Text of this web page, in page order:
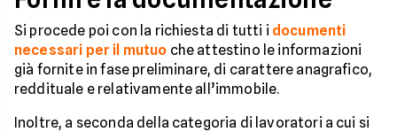
Si procede poi con la richiesta di tutti i documenti
necessari per il mutuo che attestino le informazioni
già fornite in fase preliminare, di carattere anagrafico,
reddituale e relativamente all’immobile.
Inoltre, a seconda della categoria di lavoratori a cui si